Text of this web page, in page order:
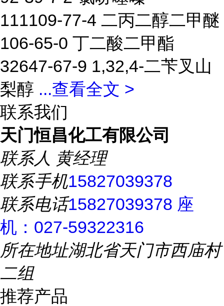
111109-77-4 二丙二醇二甲醚
106-65-0 丁二酸二甲酯
32647-67-9 1,32,4-二苄叉山
梨醇 ...查看全文 >
联系我们
天门恒昌化工有限公司
联系人 黄经理
联系手机15827039378
联系电话15827039378 座
机：027-59322316
所在地址湖北省天门市西庙村
二组
推荐产品